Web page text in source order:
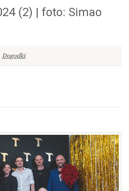
(2) | foto: Simao
Dogodki